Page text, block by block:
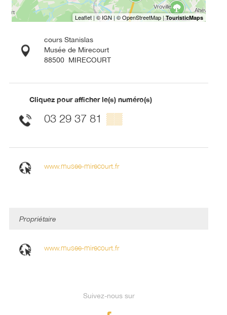
cours Stanislas
Musée de Mirecourt
88500 MIRECOURT
Cliquez pour afficher le(s) numéro(s)
03 29 37 81 ▒▒
www.musee-mirecourt.fr
Propriétaire
www.musee-mirecourt.fr
Suivez-nous sur